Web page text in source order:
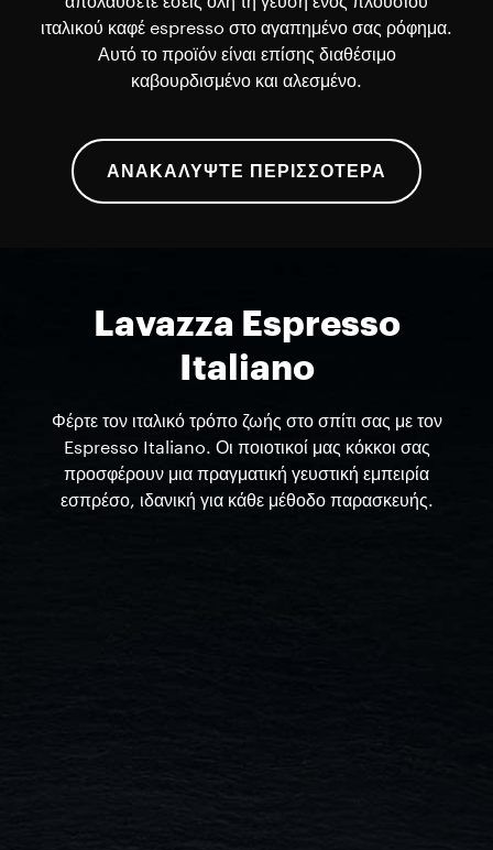
ιταλικού καφέ espresso στο αγαπημένο σας ρόφημα.
Αυτό το προϊόν είναι επίσης διαθέσιμο
καβουρδισμένο και αλεσμένο.
ΑΝΑΚΑΛΥΨΤΕ ΠΕΡΙΣΣΟΤΕΡΑ
Lavazza Espresso
Italiano
Φέρτε τον ιταλικό τρόπο ζωής στο σπίτι σας με τον
Espresso Italiano. Οι ποιοτικοί μας κόκκοι σας
προσφέρουν μια πραγματική γευστική εμπειρία
εσπρέσο, ιδανική για κάθε μέθοδο παρασκευής.